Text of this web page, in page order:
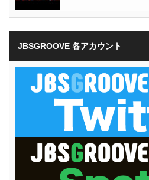
JBSGROOVE 各アカウント